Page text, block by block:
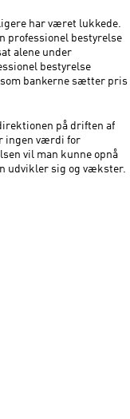
har været lukkede.
professionel bestyrelse
alene under
bestyrelse
bankerne sætter pris
på driften af
ingen værdi for
vil man kunne opnå
udvikler sig og vækster.